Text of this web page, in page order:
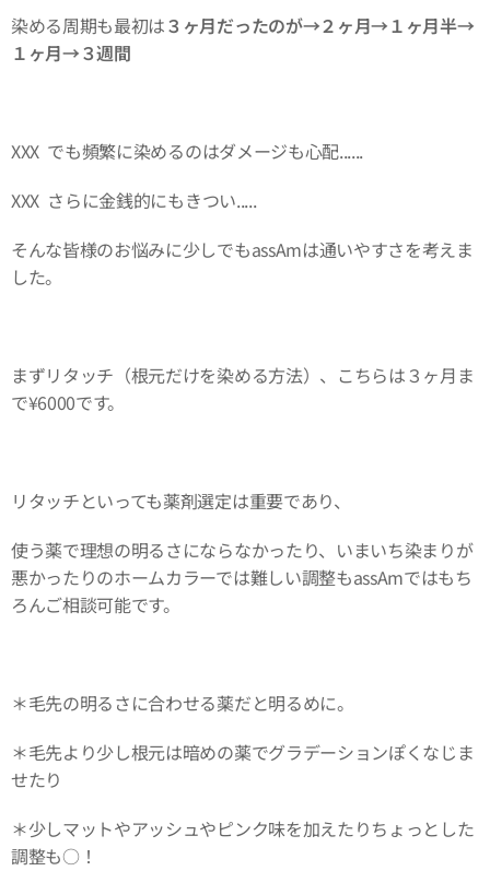
染める周期も最初は３ヶ月だったのが→２ヶ月→１ヶ月半→
１ヶ月→３週間
XXX でも頻繁に染めるのはダメージも心配......
XXX さらに金銭的にもきつい.....
そんな皆様のお悩みに少しでもassAmは通いやすさを考えま
した。
まずリタッチ（根元だけを染める方法）、こちらは３ヶ月ま
で¥6000です。
リタッチといっても薬剤選定は重要であり、
使う薬で理想の明るさにならなかったり、いまいち染まりが
悪かったりのホームカラーでは難しい調整もassAmではもち
ろんご相談可能です。
＊毛先の明るさに合わせる薬だと明るめに。
＊毛先より少し根元は暗めの薬でグラデーションぽくなじま
せたり
＊少しマットやアッシュやピンク味を加えたりちょっとした
調整も○！